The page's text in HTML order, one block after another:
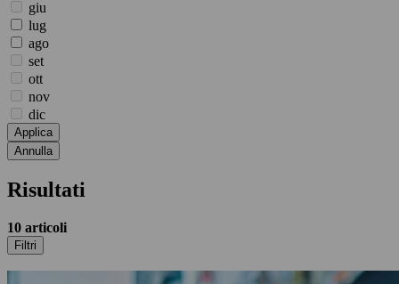
giu
lug
ago
set
ott
nov
dic
Applica
Annulla
Risultati
10 articoli
Filtri